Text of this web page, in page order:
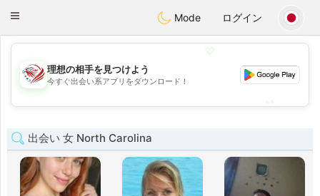
StatesDating
Toggle
Mode ログイン
💖
💕
理想の相手を見つけよう
今すぐ出会い系アプリをダウンロード！
出会い 女 North Carolina